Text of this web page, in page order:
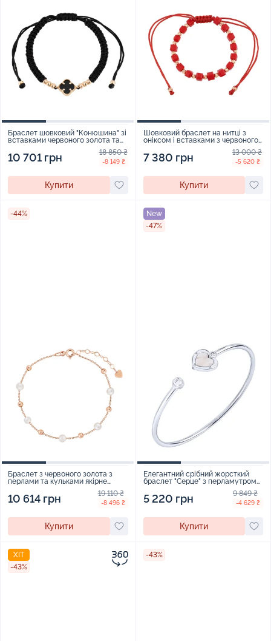
Браслет шовковий "Конюшина" зі
вставками червоного золота та
10 701 грн 18 850 ₴
-8 149 ₴
Купити
Шовковий браслет на нитці з
оніксом і вставками з червоного
7 380 грн 13 000 ₴
-5 620 ₴
Купити
-44%
Браслет з червоного золота з
перлами та кульками якірне
10 614 грн 19 110 ₴
-8 496 ₴
Купити
New
-47%
Елегантний срібний жорсткий
браслет "Серце" з перламутром
5 220 грн 9 849 ₴
-4 629 ₴
Купити
ХІТ
-43%
-43%